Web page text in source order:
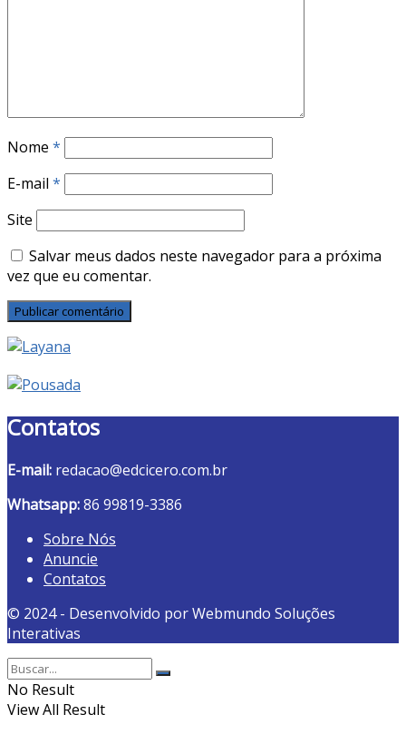
Nome *
E-mail *
Site
Salvar meus dados neste navegador para a próxima
vez que eu comentar.
Contatos
E-mail: redacao@edcicero.com.br
Whatsapp:86 99819-3386
Sobre Nós
Anuncie
Contatos
© 2024 - Desenvolvido por Webmundo Soluções
Interativas
No Result
View All Result